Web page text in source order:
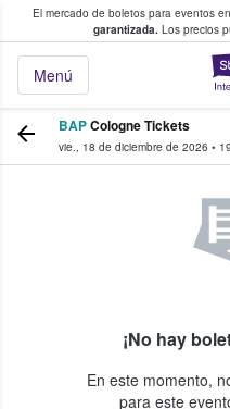
El mercado de boletos para eventos
garantizada. Los precios
Menú
fans compran y
BAPCologne Tickets
vie., 18 de diciembre de 2026 •
¡No hay
En este momento,
para este